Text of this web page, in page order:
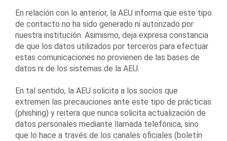
En relación con lo anterior, la AEU informa que este tipo
de contacto no ha sido generado ni autorizado por
nuestra institución. Asimismo, deja expresa constancia
de que los datos utilizados por terceros para efectuar
estas comunicaciones no provienen de las bases de
datos ni de los sistemas de la AEU.
En tal sentido, la AEU solicita a los socios que
extremen las precauciones ante este tipo de prácticas
(phishing) y reitera que nunca solicita actualización de
datos personales mediante llamada telefónica, sino
que lo hace a través de los canales oficiales (boletín